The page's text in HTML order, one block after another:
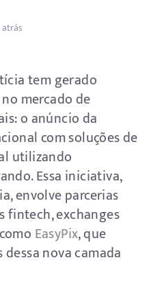
tem gerado
mercado de
o anúncio da
com soluções de
utilizando
Essa iniciativa,
envolve parcerias
fintech, exchanges
EasyPix, que
nova camada